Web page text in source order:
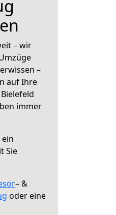
– wir
–
auf Ihre
immer
Sie
– &
oder eine